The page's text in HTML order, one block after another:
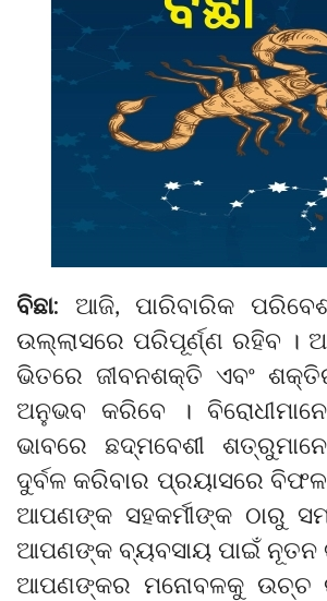
ବିଛା: ଆଜି, ପାରିବାରିକ
ଉଲ୍ଲାସରେ ପରିପୂର୍ଣ୍ଣ ରହିବ
ଭିତରେ ଜୀବନଶକ୍ତି ଏବଂ
ଅନୁଭବ କରିବେ ।
ଭାବରେ ଛଦ୍ମବେଶୀ
ଦୁର୍ବଳ କରିବାର ପ୍ରୟାସରେ
ଆପଣଙ୍କ ସହକର୍ମୀଙ୍କ ଠାରୁ
ଆପଣଙ୍କ ବ୍ୟବସାୟ ପାଇଁ ନୂତନ
ଆପଣଙ୍କର ମନୋବଳକୁ ଉଚ୍ଚ